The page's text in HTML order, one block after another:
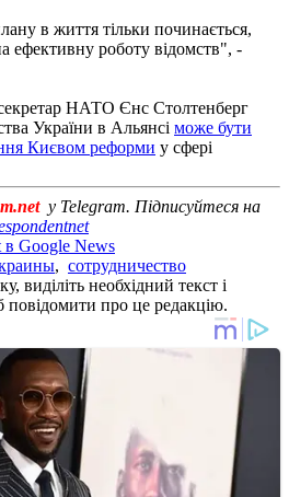
в життя тільки починається,
ефективну роботу відомств", -
НАТО Єнс Столтенберг
України в Альянсі може бути
Києвом реформи у сфері
у Telegram. Підписуйтеся на
в Google News
, сотрудничество
виділіть необхідний текст і
повідомити про це редакцію.